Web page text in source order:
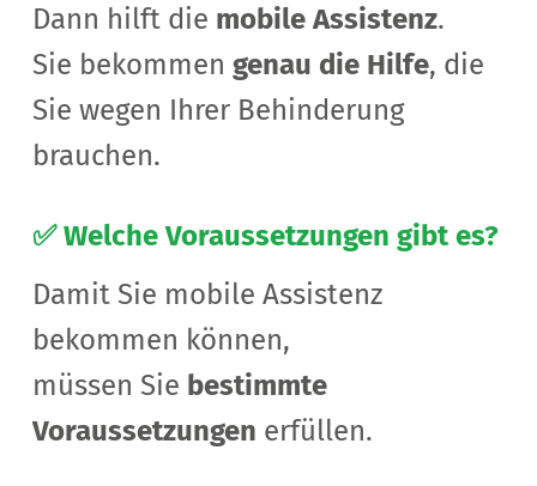
Dann hilft die mobile Assistenz.
Sie bekommen genau die Hilfe, die
Sie wegen Ihrer Behinderung
brauchen.
✅ Welche Voraussetzungen gibt es?
Damit Sie mobile Assistenz
bekommen können,
müssen Sie bestimmte
Voraussetzungen erfüllen.